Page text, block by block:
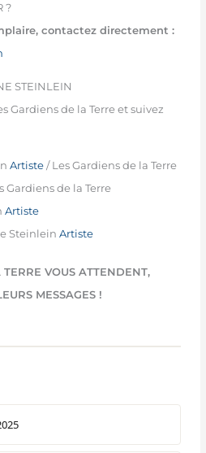
?
contactez directement :
STEINLEIN
Gardiens de la Terre et suivez
Artiste/ Les Gardiens de la Terre
Gardiens de la Terre
Artiste
Steinlein Artiste
VOUS ATTENDENT,
MESSAGES !